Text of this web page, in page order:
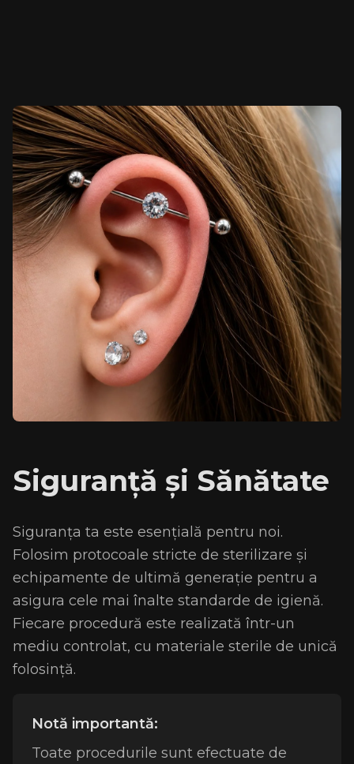
Siguranță și Sănătate
Siguranța ta este esențială pentru noi.
Folosim protocoale stricte de sterilizare și
echipamente de ultimă generație pentru a
asigura cele mai înalte standarde de igienă.
Fiecare procedură este realizată într-un
mediu controlat, cu materiale sterile de unică
folosință.
Notă importantă:
Toate procedurile sunt efectuate de